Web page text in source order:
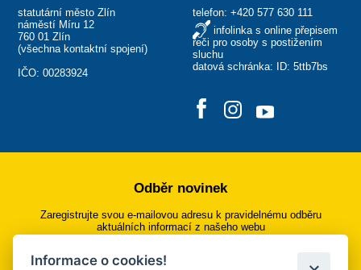
statutární město Zlín
náměstí Míru 12
760 01 Zlín
(všechna kontaktní spojení)
IČO: 00283924
telefon: +420 577 630 111
infolinka s online přepisem
řeči pro osoby s postižením
sluchu
datová schránka: ID: 5ttb7bs
Odběr novinek
Zaregistrujte svou e-mailovou adresu k pravidelnému odběru
aktuálních informací z našeho webu
Přihlásit se k odběru
Informace o cookies!